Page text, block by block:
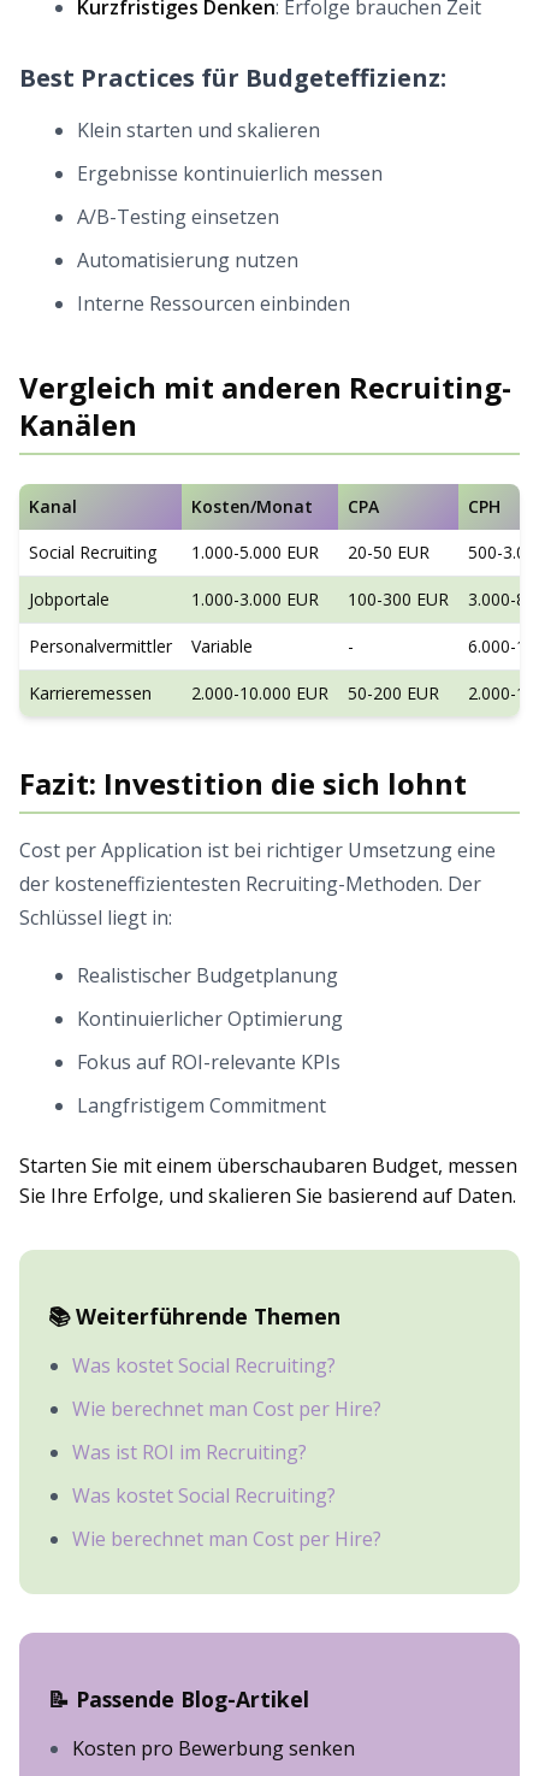
Kurzfristiges Denken: Erfolge brauchen Zeit
Best Practices für Budgeteffizienz:
Klein starten und skalieren
Ergebnisse kontinuierlich messen
A/B-Testing einsetzen
Automatisierung nutzen
Interne Ressourcen einbinden
Vergleich mit anderen Recruiting-
Kanälen
Kanal Kosten/Monat CPA
CPH
Social Recruiting
1.000-5.000 EUR 20-50 EUR 500-
Jobportale 1.000-3.000 EUR 100-300 EUR 3.000-
Personalvermittler Variable - 6.000-
Karrieremessen 2.000-10.000 EUR 50-200 EUR 2.000-
Fazit: Investition die sich lohnt
Cost per Application ist bei richtiger Umsetzung eine
der kosteneffizientesten Recruiting-Methoden. Der
Schlüssel liegt in:
Realistischer Budgetplanung
Kontinuierlicher Optimierung
Fokus auf ROI-relevante KPIs
Langfristigem Commitment
Starten Sie mit einem überschaubaren Budget, messen
Sie Ihre Erfolge, und skalieren Sie basierend auf Daten.
📚 Weiterführende Themen
Was kostet Social Recruiting?
Wie berechnet man Cost per Hire?
Was ist ROI im Recruiting?
Was kostet Social Recruiting?
Wie berechnet man Cost per Hire?
📝 Passende Blog-Artikel
Kosten pro Bewerbung senken